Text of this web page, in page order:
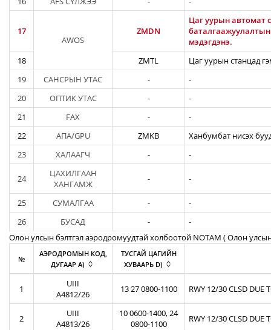
17
AWOS
ZMDN
Цаг уурын автомат
мэдэгдэнэ.
18
ZMTL
Цаг уурын станцад
19
САНСРЫН УТАС -
-
20
ОПТИК УТАС -
-
21
FAX -
-
22
АПА/GPU ZMKB
Ханбумбат нисэх
23
ХАЛААГЧ - -
24
ЦАХИЛГААН
ХАНГАМЖ
- -
25 СУМАЛГАА -
-
26
БУСАД -
-
Олон улсын бэлтгэл аэродромуудтай холбоотой NOTAM ( Oлон
№
АЭРОДРОМЫН КОД,
ДУГААР A)
ТУСГАЙ ЦАГИЙН
ХУВААРЬ D)
1
UIII
A4812/26
13 27 0800-1100 RWY 12/30 CLSD DUE
2
UIII
A4813/26
10 0600-1400, 24
0800-1100
RWY 12/30 CLSD DUE